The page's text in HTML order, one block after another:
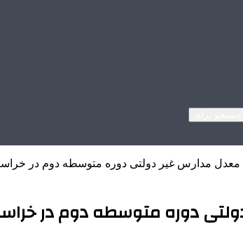
معدل مدارس غیر دولتی دوره متوسطه دوم در
دوره متوسطه دوم در